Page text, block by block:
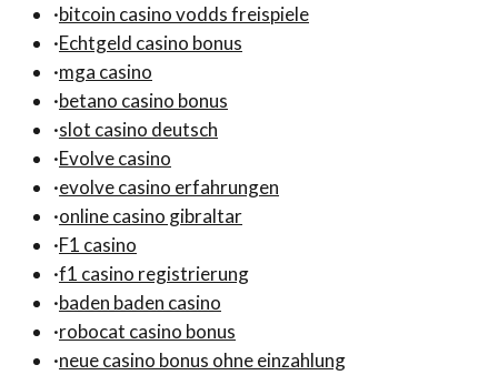
·bitcoin casino vodds freispiele
·Echtgeld casino bonus
·mga casino
·betano casino bonus
·slot casino deutsch
·Evolve casino
·evolve casino erfahrungen
·online casino gibraltar
·F1 casino
·f1 casino registrierung
·baden baden casino
·robocat casino bonus
·neue casino bonus ohne einzahlung